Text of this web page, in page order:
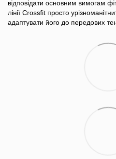
відповідати основним вимогам
лінії Crossfit просто
адаптувати його до передових